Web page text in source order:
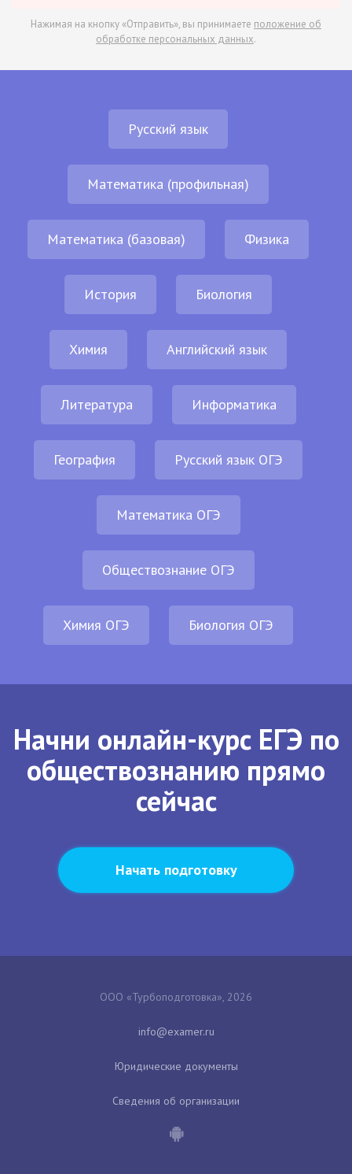
Нажимая на кнопку «Отправить», вы принимаете положение об
обработке персональных данных.
Русский язык
Математика (профильная)
Математика (базовая) Физика
История Биология
Химия Английский язык
Литература Информатика
География Русский язык ОГЭ
Математика ОГЭ
Обществознание ОГЭ
Химия ОГЭ Биология ОГЭ
Начни онлайн-курс ЕГЭ по
обществознанию прямо
сейчас
Начать подготовку
ООО «Турбоподготовка», 2026
Юридические документы
Сведения об организации